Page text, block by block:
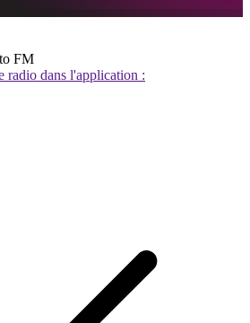
FM
radio dans l'application :